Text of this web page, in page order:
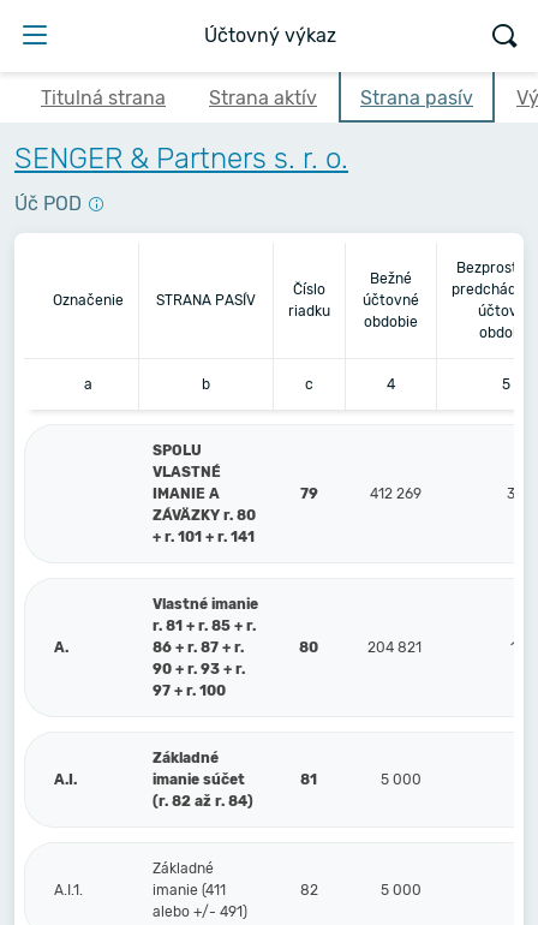
Účtovný výkaz
Titulná strana Strana aktív Strana pasív
SENGER & Partners s. r. o.
Úč POD
Označenie STRANA PASÍV
Číslo
riadku
Bežné
účtovné
obdobie
účtovné
obdobie
a b c 4 5
SPOLU
VLASTNÉ
IMANIE A
ZÁVÄZKY r. 80
+ r. 101 + r. 141
79 412 269 367
A.
Vlastné imanie
r. 81 + r. 85 + r.
86 + r. 87 + r.
90 + r. 93 + r.
97 + r. 100
80 204 821 119
A.I.
Základné
imanie súčet
(r. 82 až r. 84)
81 5 000
A.I.1.
Základné
imanie (411
alebo +/- 491)
82 5 000